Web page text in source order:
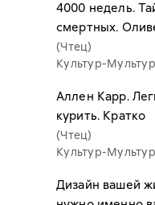
4000 недель.
смертных.
(Чтец)
Культур-Мультур
Аллен Карр.
курить. Кратко
(Чтец)
Культур-Мультур
Дизайн вашей